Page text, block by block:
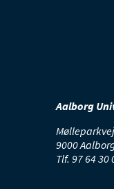
Aalborg
9000
Tlf. 97 64 30